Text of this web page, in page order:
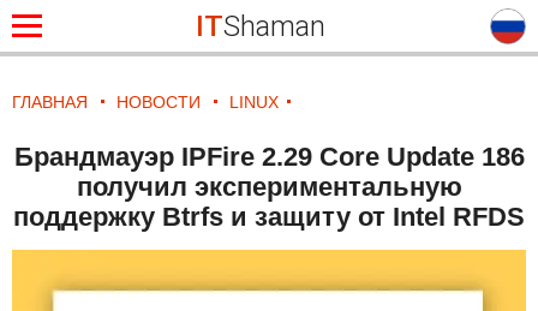
ITShaman
ГЛАВНАЯ НОВОСТИ LINUX
Брандмауэр IPFire 2.29 Core Update 186
получил экспериментальную
поддержку Btrfs и защиту от Intel RFDS